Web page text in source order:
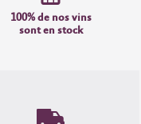
100% de nos vins
sont en stock